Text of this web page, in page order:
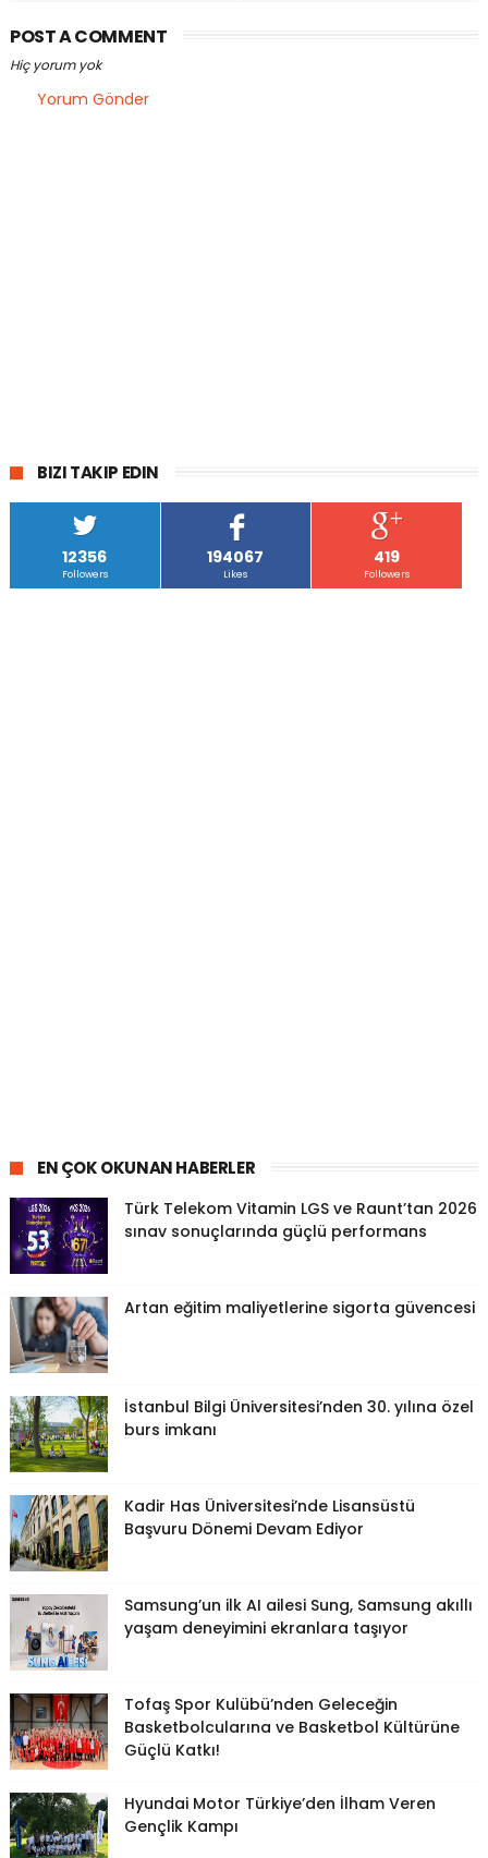
POST A COMMENT
Hiç yorum yok
Yorum Gönder
BIZI TAKIP EDIN
12356
Followers
194067
Likes
419
Followers
EN ÇOK OKUNAN HABERLER
Türk Telekom Vitamin LGS ve Raunt’tan 2026
sınav sonuçlarında güçlü performans
Artan eğitim maliyetlerine sigorta güvencesi
İstanbul Bilgi Üniversitesi’nden 30. yılına özel
burs imkanı
Kadir Has Üniversitesi’nde Lisansüstü
Başvuru Dönemi Devam Ediyor
Samsung’un ilk AI ailesi Sung, Samsung akıllı
yaşam deneyimini ekranlara taşıyor
Tofaş Spor Kulübü’nden Geleceğin
Basketbolcularına ve Basketbol Kültürüne
Güçlü Katkı!
Hyundai Motor Türkiye’den İlham Veren
Gençlik Kampı